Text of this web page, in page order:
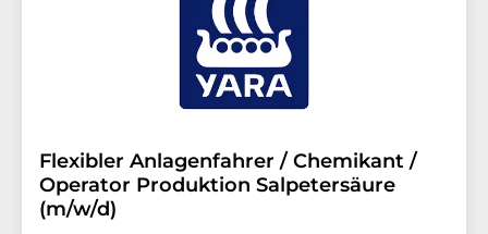
Flexibler Anlagenfahrer / Chemikant /
Operator Produktion Salpetersäure
(m/w/d)